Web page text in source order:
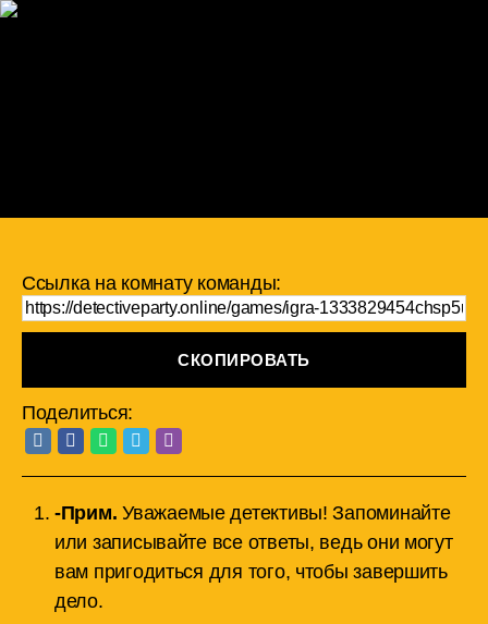
Ссылка на комнату команды:
СКОПИРОВАТЬ
Поделиться:
-Прим.Уважаемые детективы! Запоминайте
или записывайте все ответы, ведь они могут
вам пригодиться для того, чтобы завершить
дело.